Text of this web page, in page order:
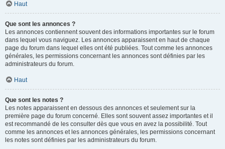
Haut
Que sont les annonces ?
Les annonces contiennent souvent des informations importantes sur le forum
dans lequel vous naviguez. Les annonces apparaissent en haut de chaque
page du forum dans lequel elles ont été publiées. Tout comme les annonces
générales, les permissions concernant les annonces sont définies par les
administrateurs du forum.
Haut
Que sont les notes ?
Les notes apparaissent en dessous des annonces et seulement sur la
première page du forum concerné. Elles sont souvent assez importantes et il
est recommandé de les consulter dès que vous en avez la possibilité. Tout
comme les annonces et les annonces générales, les permissions concernant
les notes sont définies par les administrateurs du forum.